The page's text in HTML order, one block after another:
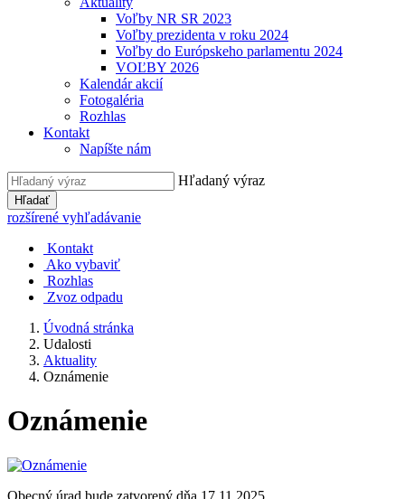
Voľby NR SR 2023
Voľby prezidenta v roku 2024
Voľby do Európskeho parlamentu 2024
VOĽBY 2026
Kalendár akcií
Fotogaléria
Rozhlas
Kontakt
Napíšte nám
Hľadaný výraz
Hľadať
rozšírené vyhľadávanie
Kontakt
Ako vybaviť
Rozhlas
Zvoz odpadu
Úvodná stránka
Udalosti
Aktuality
Oznámenie
Oznámenie
Obecný úrad bude zatvorený dňa 17.11.2025.